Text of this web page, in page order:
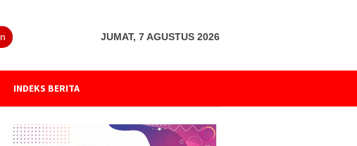
JUMAT, 7 AGUSTUS 2026
INDEKS BERITA